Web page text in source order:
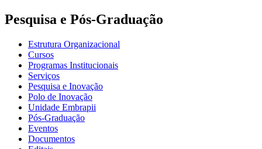
Pesquisa e Pós-Graduação
Estrutura Organizacional
Cursos
Programas Institucionais
Serviços
Pesquisa e Inovação
Polo de Inovação
Unidade Embrapii
Pós-Graduação
Eventos
Documentos